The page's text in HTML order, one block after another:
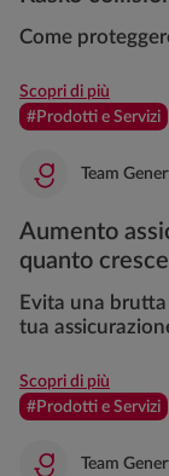
Come
Scopri di più
#Prodotti e Servizi
Team
Aumento
quanto
Evita una
tua
Scopri di più
#Prodotti e Servizi
Team